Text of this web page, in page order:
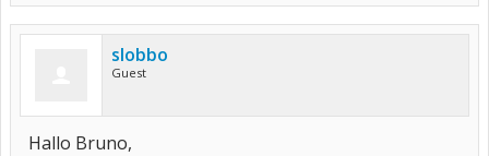
slobbo
Guest
Hallo Bruno,